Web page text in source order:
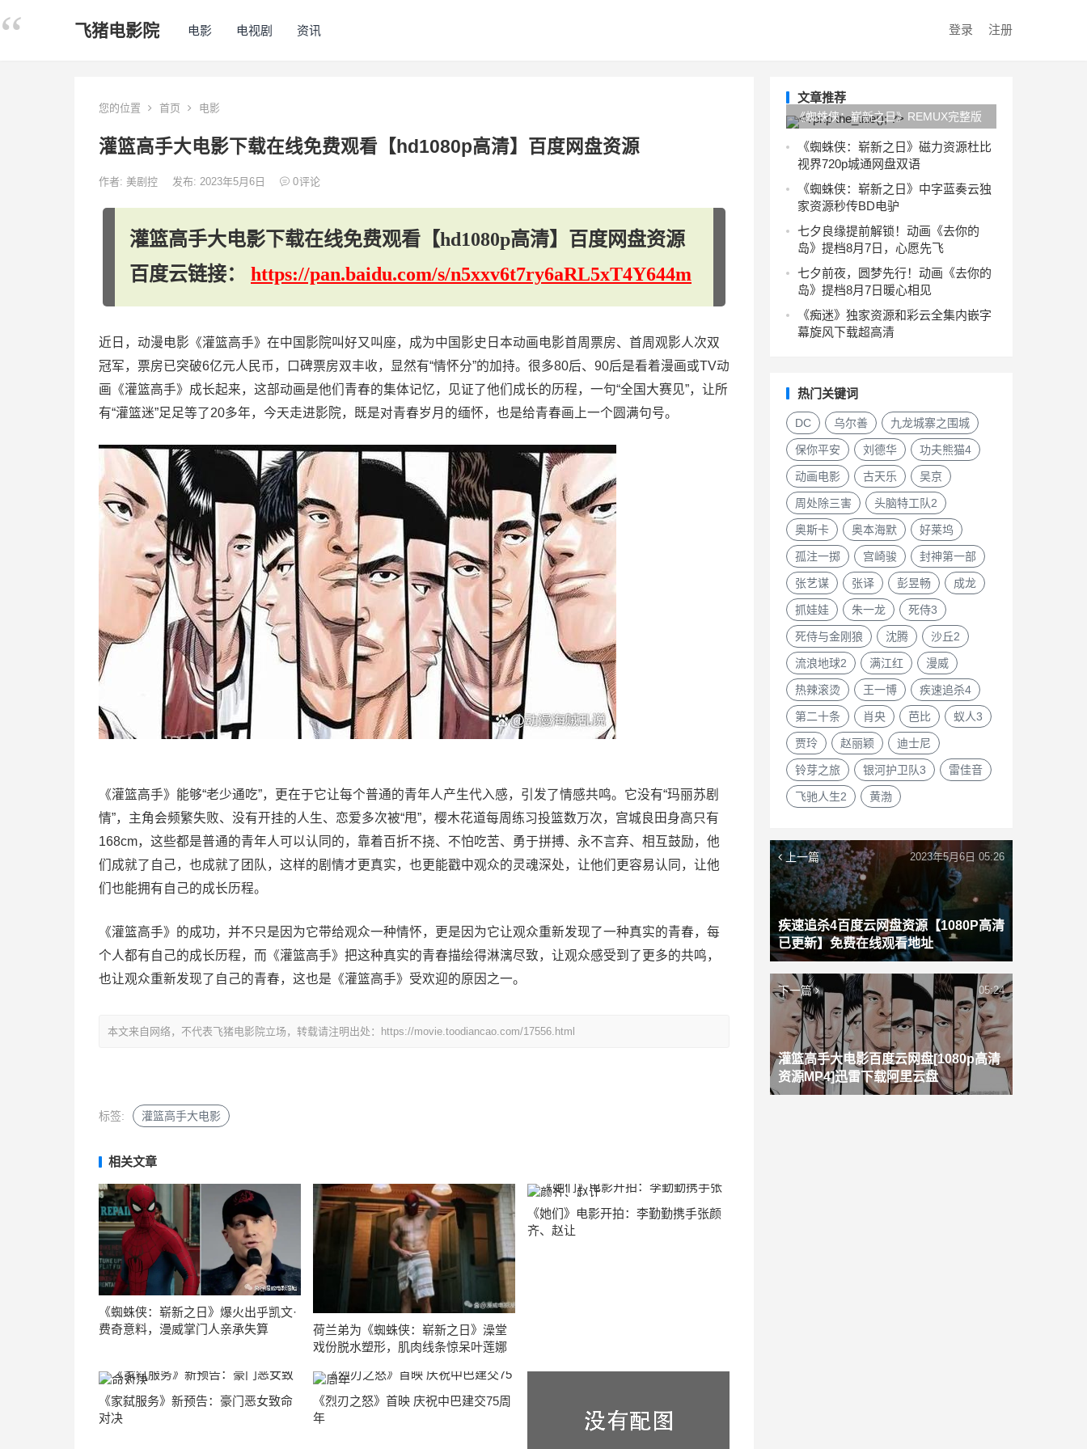
飞猪电影院 电影 电视剧 资讯 登录 注册
您的位置 首页 电影
灌篮高手大电影下载在线免费观看【hd1080p高清】百度网盘资源
作者: 美剧控 发布: 2023年5月6日 0评论
灌篮高手大电影下载在线免费观看【hd1080p高清】百度网盘资源
百度云链接： https://pan.baidu.com/s/n5xxv6t7ry6aRL5xT4Y644m
近日，动漫电影《灌篮高手》在中国影院叫好又叫座，成为中国影史日本动画电影首周票房、首周观影人次双
冠军，票房已突破6亿元人民币，口碑票房双丰收，显然有“情怀分”的加持。很多80后、90后是看着漫画或TV动
画《灌篮高手》成长起来，这部动画是他们青春的集体记忆，见证了他们成长的历程，一句“全国大赛见”，让所
有“灌篮迷”足足等了20多年，今天走进影院，既是对青春岁月的缅怀，也是给青春画上一个圆满句号。
《灌篮高手》能够“老少通吃”，更在于它让每个普通的青年人产生代入感，引发了情感共鸣。它没有“玛丽苏剧
情”，主角会频繁失败、没有开挂的人生、恋爱多次被“甩”，樱木花道每周练习投篮数万次，宫城良田身高只有
168cm，这些都是普通的青年人可以认同的，靠着百折不挠、不怕吃苦、勇于拼搏、永不言弃、相互鼓励，他
们成就了自己，也成就了团队，这样的剧情才更真实，也更能戳中观众的灵魂深处，让他们更容易认同，让他
们也能拥有自己的成长历程。
《灌篮高手》的成功，并不只是因为它带给观众一种情怀，更是因为它让观众重新发现了一种真实的青春，每
个人都有自己的成长历程，而《灌篮高手》把这种真实的青春描绘得淋漓尽致，让观众感受到了更多的共鸣，
也让观众重新发现了自己的青春，这也是《灌篮高手》受欢迎的原因之一。
本文来自网络，不代表飞猪电影院立场，转载请注明出处：https://movie.toodiancao.com/17556.html
标签: 灌篮高手大电影
相关文章
《蜘蛛侠：崭新之日》爆火出乎凯文·
费奇意料，漫威掌门人亲承失算
荷兰弟为《蜘蛛侠：崭新之日》澡堂
戏份脱水塑形，肌肉线条惊呆叶莲娜
《她们》电影开拍：李勤勤携手张颜
齐、赵让
《家弑服务》新预告：豪门恶女致命
对决
《烈刃之怒》首映 庆祝中巴建交75周
年
文章推荐
《蜘蛛侠：崭新之日》REMUX完整版
旋风下载在线观看4KUC网盘
《蜘蛛侠：崭新之日》磁力资源杜比
视界720p城通网盘双语
《蜘蛛侠：崭新之日》中字蓝奏云独
家资源秒传BD电驴
七夕良缘提前解锁！动画《去你的
岛》提档8月7日，心愿先飞
七夕前夜，圆梦先行！动画《去你的
岛》提档8月7日暖心相见
《痴迷》独家资源和彩云全集内嵌字
幕旋风下载超高清
热门关键词
DC 乌尔善 九龙城寨之围城
保你平安 刘德华 功夫熊猫4
动画电影 古天乐 吴京
周处除三害 头脑特工队2
奥斯卡 奥本海默 好莱坞
孤注一掷 宫崎骏 封神第一部
张艺谋 张译 彭昱畅 成龙
抓娃娃 朱一龙 死侍3
死侍与金刚狼 沈腾 沙丘2
流浪地球2 满江红 漫威
热辣滚烫 王一博 疾速追杀4
第二十条 肖央 芭比 蚁人3
贾玲 赵丽颖 迪士尼
铃芽之旅 银河护卫队3 雷佳音
飞驰人生2 黄渤
上一篇
疾速追杀4百度云网盘资源【1080P高清
已更新】免费在线观看地址
2023年5月6日 05:26
下一篇
灌篮高手大电影百度云网盘[1080p高清
资源MP4]迅雷下载阿里云盘
05:24